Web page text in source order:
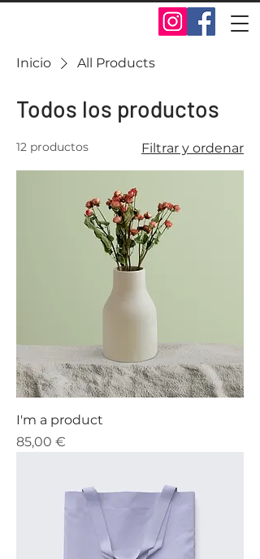
Inicio All Products
Todos los productos
12 productos Filtrar y ordenar
I'm a product
Precio
85,00 €